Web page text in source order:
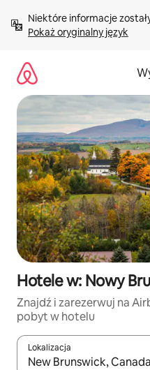
treści Pokaż oryginalny język
Hotele w: Nowy
Znajdź i zarezerwuj na
pobyt w hotelu
Lokalizacja
Gdy wyniki będą